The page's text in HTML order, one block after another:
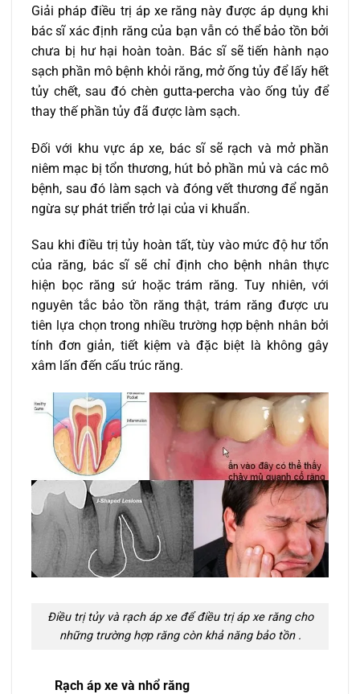
Giải pháp điều trị áp xe răng này được áp dụng khi
bác sĩ xác định răng của bạn vẫn có thể bảo tồn bởi
chưa bị hư hại hoàn toàn. Bác sĩ sẽ tiến hành nạo
sạch phần mô bệnh khỏi răng, mở ống tủy để lấy hết
tủy chết, sau đó chèn gutta-percha vào ống tủy để
thay thế phần tủy đã được làm sạch.
Đối với khu vực áp xe, bác sĩ sẽ rạch và mở phần
niêm mạc bị tổn thương, hút bỏ phần mủ và các mô
bệnh, sau đó làm sạch và đóng vết thương để ngăn
ngừa sự phát triển trở lại của vi khuẩn.
Sau khi điều trị tủy hoàn tất, tùy vào mức độ hư tổn
của răng, bác sĩ sẽ chỉ định cho bệnh nhân thực
hiện bọc răng sứ hoặc trám răng. Tuy nhiên, với
nguyên tắc bảo tồn răng thật, trám răng được ưu
tiên lựa chọn trong nhiều trường hợp bệnh nhân bởi
tính đơn giản, tiết kiệm và đặc biệt là không gây
xâm lấn đến cấu trúc răng.
Điều trị tủy và rạch áp xe để điều trị áp xe răng cho
những trường hợp răng còn khả năng bảo tồn .
Rạch áp xe và nhổ răng